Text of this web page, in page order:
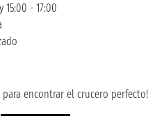
- 17:00
para encontrar el crucero perfecto!